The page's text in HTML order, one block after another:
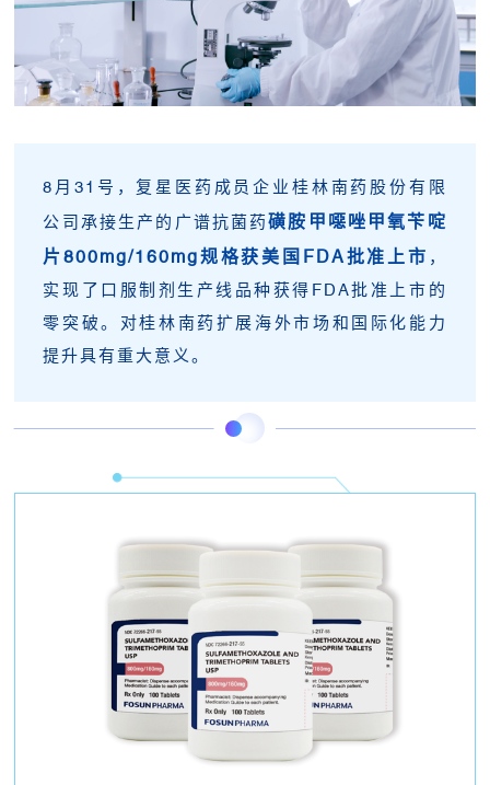
8月31号，复星医药成员企业桂林南药股份有限
公司承接生产的广谱抗菌药磺胺甲噁唑甲氧苄啶
片800mg/160mg规格获美国FDA批准上市 ，
实现了口服制剂生产线品种获得FDA批准上市的
零突破。对桂林南药扩展海外市场和国际化能力
提升具有重大意义。